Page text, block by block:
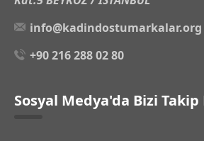
info@kadindostumarkalar.org
+90 216 288 02 80
Sosyal Medya'da Bizi Takip